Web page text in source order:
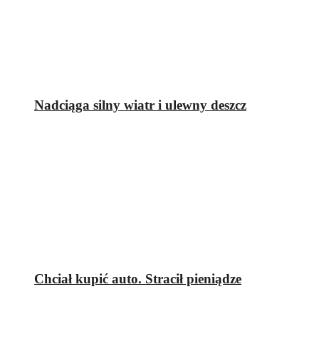
Nadciąga silny wiatr i ulewny deszcz
Chciał kupić auto. Stracił pieniądze